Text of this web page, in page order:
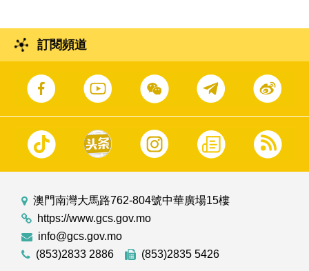
訂閱頻道
澳門南灣大馬路762-804號中華廣場15樓
https://www.gcs.gov.mo
info@gcs.gov.mo
(853)2833 2886
(853)2835 5426